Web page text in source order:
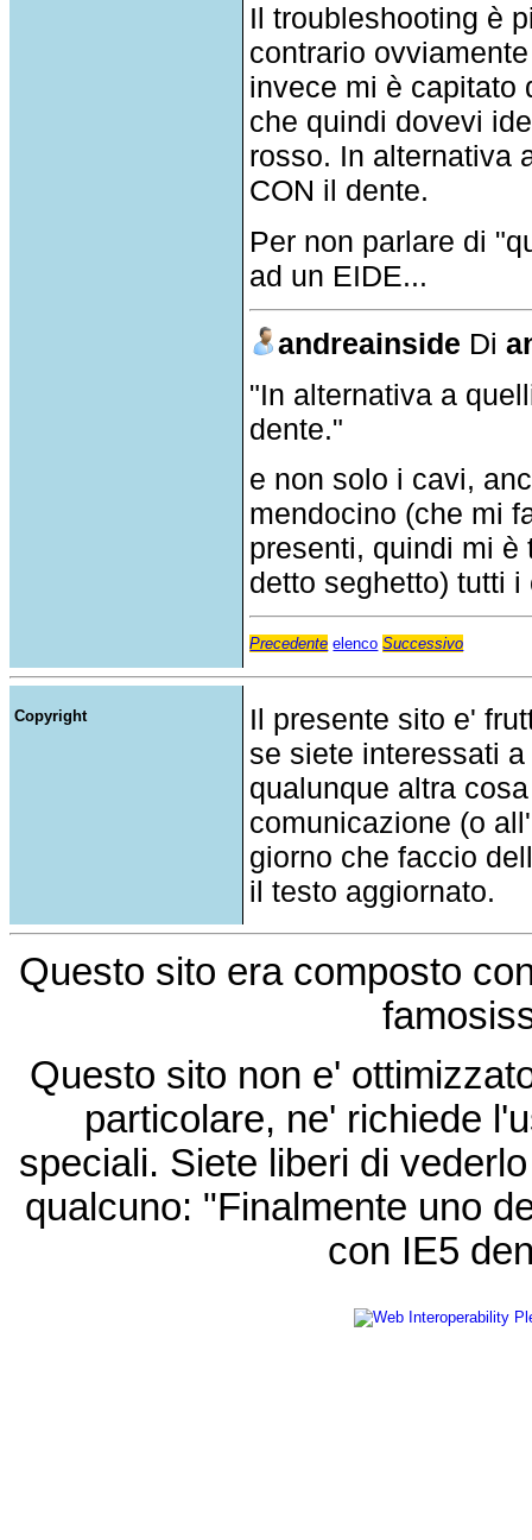
Il troubleshooting è
contrario
invece mi è capitato
che quindi dovevi
rosso. In alternativa
CON il dente.
Per non parlare di
ad un EIDE...
andreainside Di
"In alternativa a
dente."
e non solo i cavi,
mendocino (che mi
presenti, quindi mi è
detto seghetto) tutti
Precedente elenco Successivo
Copyright
Il presente sito e'
se siete interessati
qualunque altra
comunicazione (o
giorno che faccio
il testo aggiornato.
Questo sito era composto
Questo sito non e'
particolare, ne' richiede
speciali. Siete liberi di
qualcuno: "Finalmente uno
con IE5